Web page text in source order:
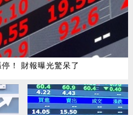
！ 財報曝光驚呆了